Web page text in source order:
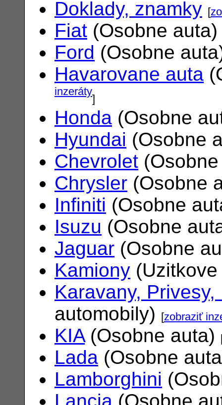
Doklady, znamky [
Fiat (Osobne
Ford (Osobne
Havarovane auta
inzeráty]
Honda (Osobne
Hyundai (Osobne
Chevrolet
Chrysler (Osobne
Infiniti (Osobne
Isuzu (Osobne
Jaguar (Osobne
Kamiony
Karavany, Privesy,
automobily)
[zobraziť
KIA(Osobne auta)
Lada (Osobne
Lamborghini